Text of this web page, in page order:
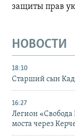
защиты прав
НОВОСТИ
18:10
Старший сын
16:27
Легион «Свобода
моста через